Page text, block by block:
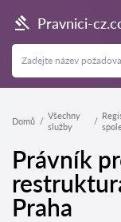
Pravnici-
Domů
Všechny
služby
Právník
Praha